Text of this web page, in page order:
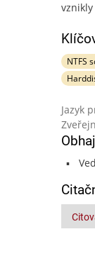
vznikly
NTFS
Jazyk